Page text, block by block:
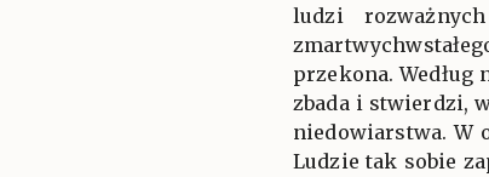
ludzi
przekona. Według
zbada i stwierdzi,
niedowiarstwa. W
Ludzie tak sobie